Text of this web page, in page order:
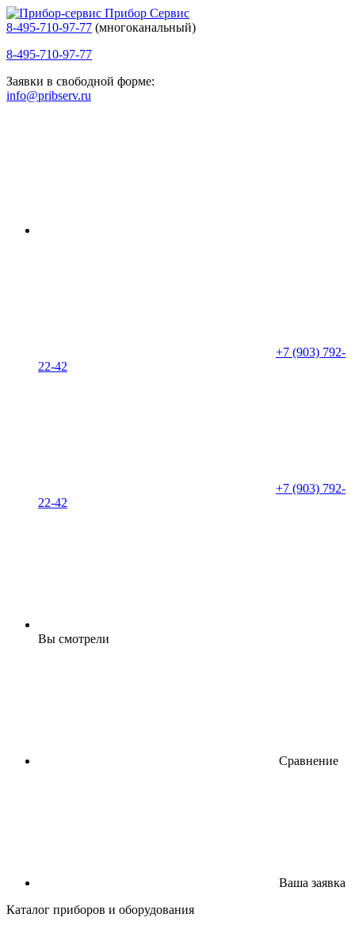
Прибор Сервис
8-495-710-97-77 (многоканальный)
8-495-710-97-77
Заявки в свободной форме:
info@pribserv.ru
+7 (903) 792-
22-42
+7 (903) 792-
22-42
Вы смотрели
Сравнение
Ваша заявка
Каталог приборов и оборудования